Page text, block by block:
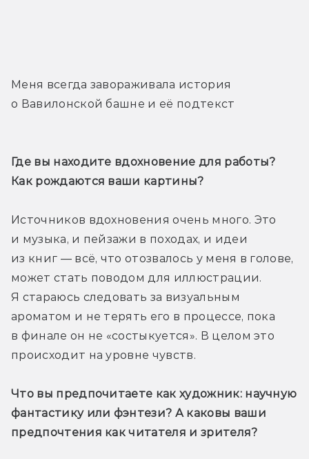
Меня всегда завораживала история
о Вавилонской башне и её подтекст
Где вы находите вдохновение для работы?
Как рождаются ваши картины?
Источников вдохновения очень много. Это
и музыка, и пейзажи в походах, и идеи
из книг — всё, что отозвалось у меня в голове,
может стать поводом для иллюстрации.
Я стараюсь следовать за визуальным
ароматом и не терять его в процессе, пока
в финале он не «состыкуется». В целом это
происходит на уровне чувств.
Что вы предпочитаете как художник: научную
фантастику или фэнтези? А каковы ваши
предпочтения как читателя и зрителя?